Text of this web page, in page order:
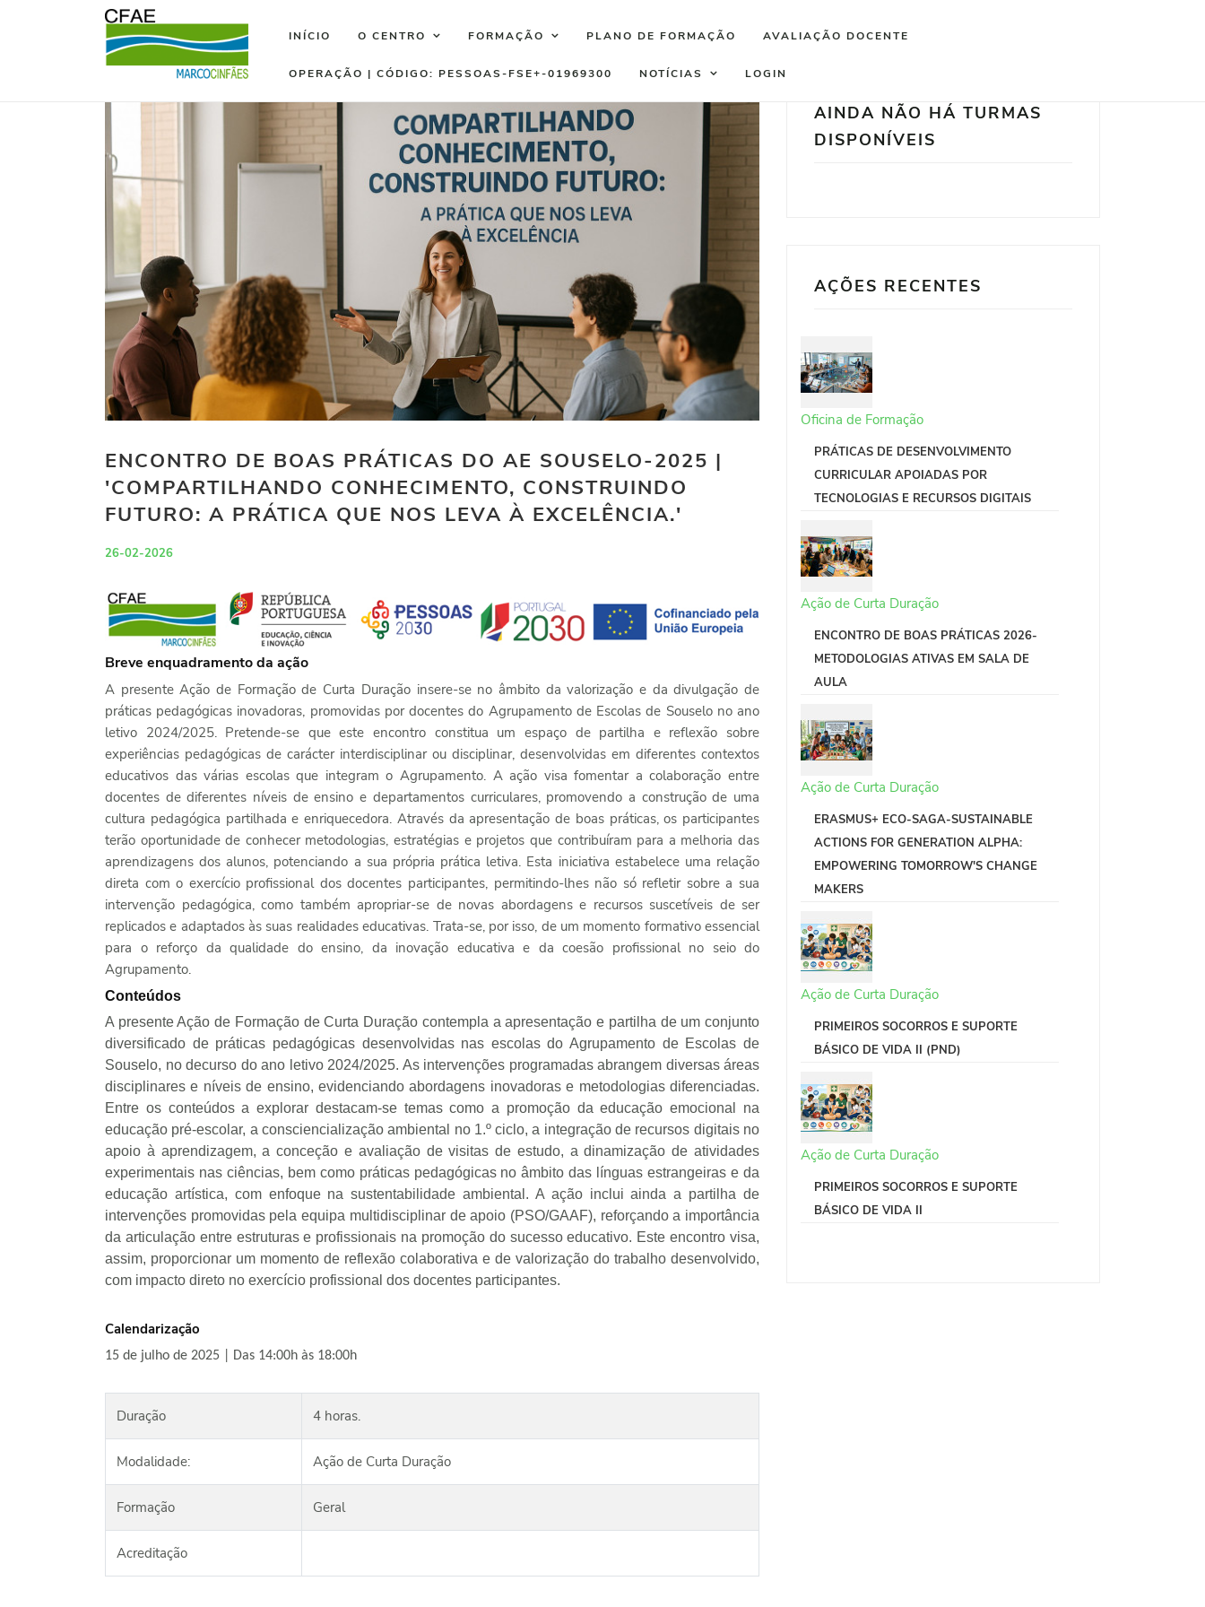
INÍCIO O CENTRO FORMAÇÃO PLANO DE FORMAÇÃO AVALIAÇÃO DOCENTE
OPERAÇÃO | CÓDIGO: PESSOAS-FSE+-01969300 NOTÍCIAS LOGIN
ENCONTRO DE BOAS PRÁTICAS DO AE SOUSELO-2025 |
'COMPARTILHANDO CONHECIMENTO, CONSTRUINDO
FUTURO: A PRÁTICA QUE NOS LEVA À EXCELÊNCIA.'
26-02-2026
Breve enquadramento da ação
A presente Ação de Formação de Curta Duração insere-se no âmbito da valorização e da divulgação de
práticas pedagógicas inovadoras, promovidas por docentes do Agrupamento de Escolas de Souselo no ano
letivo 2024/2025. Pretende-se que este encontro constitua um espaço de partilha e reflexão sobre
experiências pedagógicas de carácter interdisciplinar ou disciplinar, desenvolvidas em diferentes contextos
educativos das várias escolas que integram o Agrupamento. A ação visa fomentar a colaboração entre
docentes de diferentes níveis de ensino e departamentos curriculares, promovendo a construção de uma
cultura pedagógica partilhada e enriquecedora. Através da apresentação de boas práticas, os participantes
terão oportunidade de conhecer metodologias, estratégias e projetos que contribuíram para a melhoria das
aprendizagens dos alunos, potenciando a sua própria prática letiva. Esta iniciativa estabelece uma relação
direta com o exercício profissional dos docentes participantes, permitindo-lhes não só refletir sobre a sua
intervenção pedagógica, como também apropriar-se de novas abordagens e recursos suscetíveis de ser
replicados e adaptados às suas realidades educativas. Trata-se, por isso, de um momento formativo essencial
para o reforço da qualidade do ensino, da inovação educativa e da coesão profissional no seio do
Agrupamento.
Conteúdos
A presente Ação de Formação de Curta Duração contempla a apresentação e partilha de um conjunto
diversificado de práticas pedagógicas desenvolvidas nas escolas do Agrupamento de Escolas de
Souselo, no decurso do ano letivo 2024/2025. As intervenções programadas abrangem diversas áreas
disciplinares e níveis de ensino, evidenciando abordagens inovadoras e metodologias diferenciadas.
Entre os conteúdos a explorar destacam-se temas como a promoção da educação emocional na
educação pré-escolar, a consciencialização ambiental no 1.º ciclo, a integração de recursos digitais no
apoio à aprendizagem, a conceção e avaliação de visitas de estudo, a dinamização de atividades
experimentais nas ciências, bem como práticas pedagógicas no âmbito das línguas estrangeiras e da
educação artística, com enfoque na sustentabilidade ambiental. A ação inclui ainda a partilha de
intervenções promovidas pela equipa multidisciplinar de apoio (PSO/GAAF), reforçando a importância
da articulação entre estruturas e profissionais na promoção do sucesso educativo. Este encontro visa,
assim, proporcionar um momento de reflexão colaborativa e de valorização do trabalho desenvolvido,
com impacto direto no exercício profissional dos docentes participantes.
Calendarização
15 de julho de 2025 | Das 14:00h às 18:00h
Duração 4 horas.
Modalidade: Ação de Curta Duração
Formação Geral
Acreditação
AINDA NÃO HÁ TURMAS
DISPONÍVEIS
AÇÕES RECENTES
Oficina de Formação
PRÁTICAS DE DESENVOLVIMENTO
CURRICULAR APOIADAS POR
TECNOLOGIAS E RECURSOS DIGITAIS
Ação de Curta Duração
ENCONTRO DE BOAS PRÁTICAS 2026-
METODOLOGIAS ATIVAS EM SALA DE
AULA
Ação de Curta Duração
ERASMUS+ ECO-SAGA-SUSTAINABLE
ACTIONS FOR GENERATION ALPHA:
EMPOWERING TOMORROW'S CHANGE
MAKERS
Ação de Curta Duração
PRIMEIROS SOCORROS E SUPORTE
BÁSICO DE VIDA II (PND)
Ação de Curta Duração
PRIMEIROS SOCORROS E SUPORTE
BÁSICO DE VIDA II